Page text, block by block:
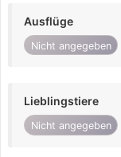
Ausflüge
Nicht angegeben
Lieblingstiere
Nicht angegeben